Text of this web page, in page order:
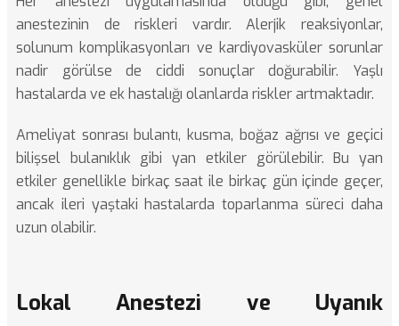
anestezinin de riskleri vardır. Alerjik reaksiyonlar,
solunum komplikasyonları ve kardiyovasküler sorunlar
nadir görülse de ciddi sonuçlar doğurabilir. Yaşlı
hastalarda ve ek hastalığı olanlarda riskler artmaktadır.
Ameliyat sonrası bulantı, kusma, boğaz ağrısı ve geçici
bilişsel bulanıklık gibi yan etkiler görülebilir. Bu yan
etkiler genellikle birkaç saat ile birkaç gün içinde geçer,
ancak ileri yaştaki hastalarda toparlanma süreci daha
uzun olabilir.
Lokal Anestezi ve Uyanık